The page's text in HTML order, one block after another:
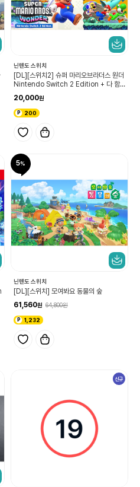
닌텐도 스위치
[DL][스위치2] 슈퍼 마리오브라더스 원더
Nintendo Switch 2 Edition + 다 함
께 방울 파크 업그레이드 패스
20,000
200
5
닌텐도 스위치
[DL][스위치] 모여봐요 동물의 숲
61,560
64,800
1,232
신규